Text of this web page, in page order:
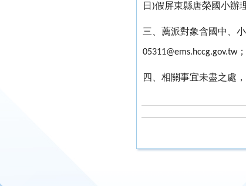
日 )假屏東縣唐榮國小辦
三、薦派對象含國中、
05311@ems.hccg.gov.tw
四、相關事宜未盡之處